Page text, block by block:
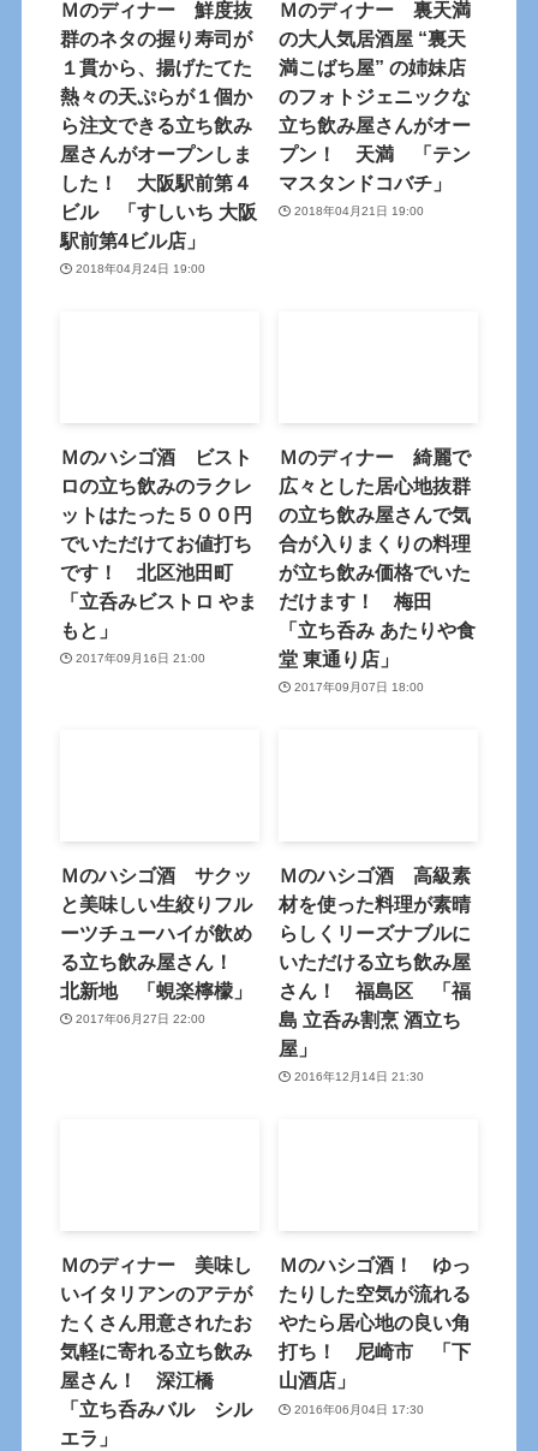
Ｍのディナー 鮮度抜
群のネタの握り寿司が
１貫から、揚げたてた
熱々の天ぷらが１個か
ら注文できる立ち飲み
屋さんがオープンしま
した！ 大阪駅前第４
ビル 「すしいち 大阪
駅前第4ビル店」
2018年04月24日 19:00
Ｍのディナー 裏天満
の大人気居酒屋 “裏天
満こばち屋” の姉妹店
のフォトジェニックな
立ち飲み屋さんがオー
プン！ 天満 「テン
マスタンドコバチ」
2018年04月21日 19:00
Ｍのハシゴ酒 ビスト
ロの立ち飲みのラクレ
ットはたった５００円
でいただけてお値打ち
です！ 北区池田町
「立呑みビストロ やま
もと」
2017年09月16日 21:00
Ｍのディナー 綺麗で
広々とした居心地抜群
の立ち飲み屋さんで気
合が入りまくりの料理
が立ち飲み価格でいた
だけます！ 梅田
「立ち呑み あたりや食
堂 東通り店」
2017年09月07日 18:00
Ｍのハシゴ酒 サクッ
と美味しい生絞りフル
ーツチューハイが飲め
る立ち飲み屋さん！
北新地 「蜆楽檸檬」
2017年06月27日 22:00
Ｍのハシゴ酒 高級素
材を使った料理が素晴
らしくリーズナブルに
いただける立ち飲み屋
さん！ 福島区 「福
島 立呑み割烹 酒立ち
屋」
2016年12月14日 21:30
Ｍのディナー 美味し
いイタリアンのアテが
たくさん用意されたお
気軽に寄れる立ち飲み
屋さん！ 深江橋
「立ち呑みバル シル
エラ」
Ｍのハシゴ酒！ ゆっ
たりした空気が流れる
やたら居心地の良い角
打ち！ 尼崎市 「下
山酒店」
2016年06月04日 17:30